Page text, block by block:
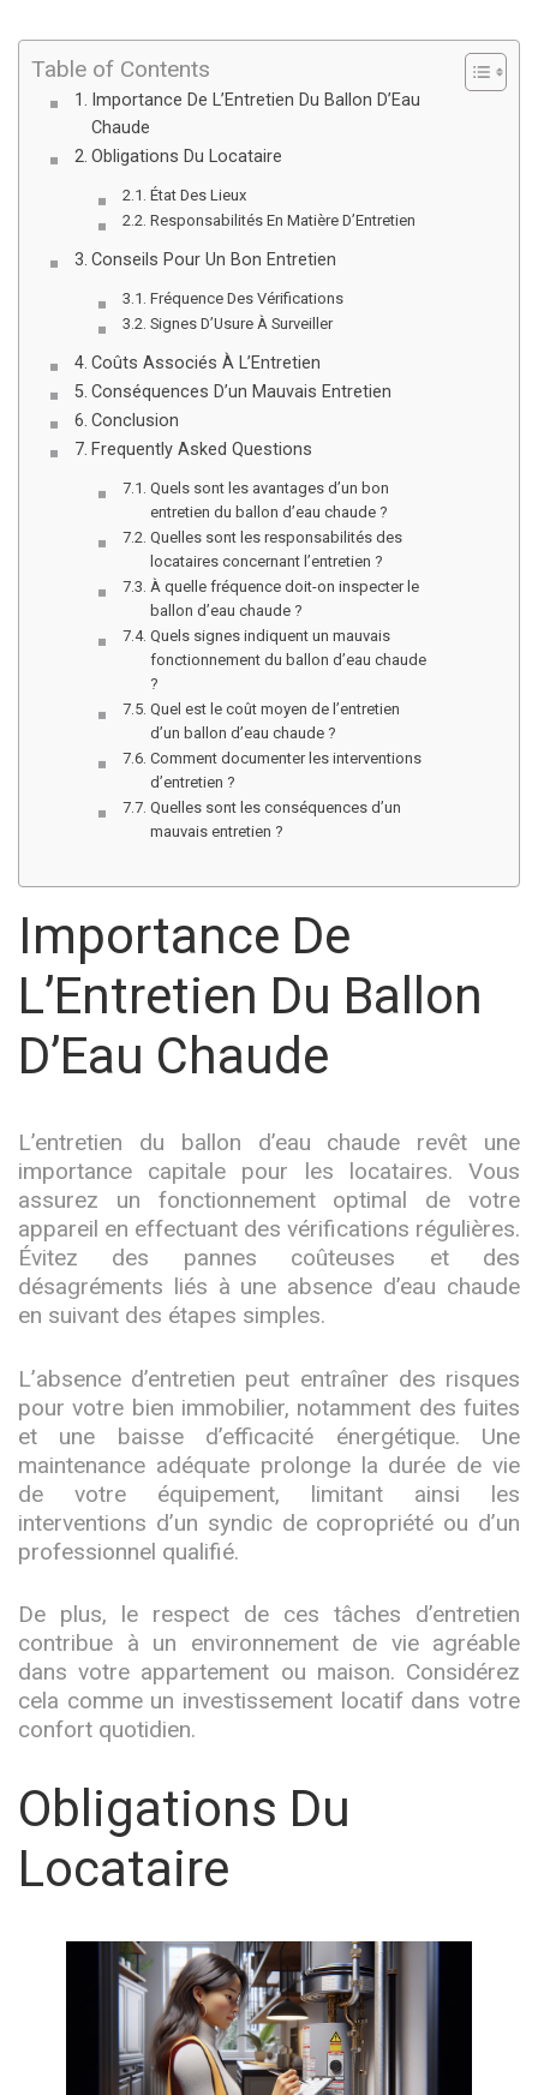
Table of Contents
Importance De L’Entretien Du Ballon D’Eau
Chaude
Obligations Du Locataire
État Des Lieux
Responsabilités En Matière D’Entretien
Conseils Pour Un Bon Entretien
Fréquence Des Vérifications
Signes D’Usure À Surveiller
Coûts Associés À L’Entretien
Conséquences D’un Mauvais Entretien
Conclusion
Frequently Asked Questions
Quels sont les avantages d’un bon
entretien du ballon d’eau chaude ?
Quelles sont les responsabilités des
locataires concernant l’entretien ?
À quelle fréquence doit-on inspecter le
ballon d’eau chaude ?
Quels signes indiquent un mauvais
fonctionnement du ballon d’eau chaude
?
Quel est le coût moyen de l’entretien
d’un ballon d’eau chaude ?
Comment documenter les interventions
d’entretien ?
Quelles sont les conséquences d’un
mauvais entretien ?
Importance De
L’Entretien Du Ballon
D’Eau Chaude
L’entretien du ballon d’eau chaude revêt une
importance capitale pour les locataires. Vous
assurez un fonctionnement optimal de votre
appareil en effectuant des vérifications régulières.
Évitez des pannes coûteuses et des
désagréments liés à une absence d’eau chaude
en suivant des étapes simples.
L’absence d’entretien peut entraîner des risques
pour votre bien immobilier, notamment des fuites
et une baisse d’efficacité énergétique. Une
maintenance adéquate prolonge la durée de vie
de votre équipement, limitant ainsi les
interventions d’un syndic de copropriété ou d’un
professionnel qualifié.
De plus, le respect de ces tâches d’entretien
contribue à un environnement de vie agréable
dans votre appartement ou maison. Considérez
cela comme un investissement locatif dans votre
confort quotidien.
Obligations Du
Locataire